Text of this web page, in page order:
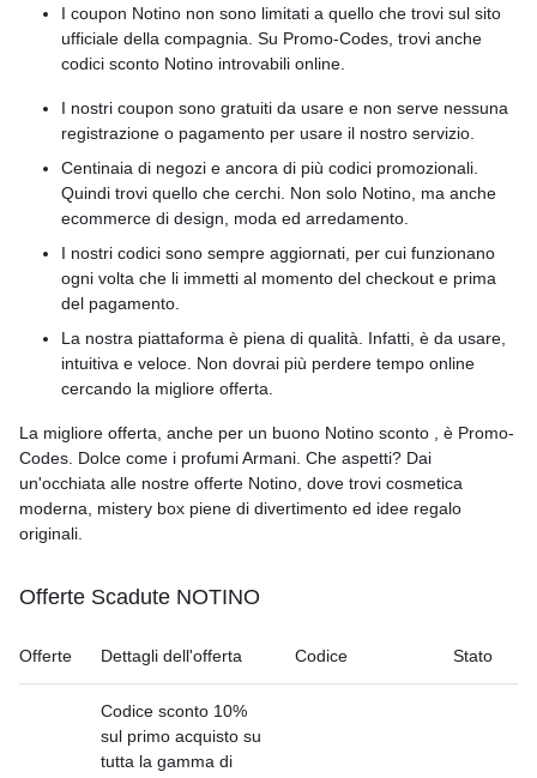
I coupon Notino non sono limitati a quello che trovi sul sito
ufficiale della compagnia. Su Promo-Codes, trovi anche
codici sconto Notino introvabili online.
I nostri coupon sono gratuiti da usare e non serve nessuna
registrazione o pagamento per usare il nostro servizio.
Centinaia di negozi e ancora di più codici promozionali.
Quindi trovi quello che cerchi. Non solo Notino, ma anche
ecommerce di design, moda ed arredamento.
I nostri codici sono sempre aggiornati, per cui funzionano
ogni volta che li immetti al momento del checkout e prima
del pagamento.
La nostra piattaforma è piena di qualità. Infatti, è da usare,
intuitiva e veloce. Non dovrai più perdere tempo online
cercando la migliore offerta.
La migliore offerta, anche per un buono Notino sconto , è Promo-
Codes. Dolce come i profumi Armani. Che aspetti? Dai
un'occhiata alle nostre offerte Notino, dove trovi cosmetica
moderna, mistery box piene di divertimento ed idee regalo
originali.
Offerte Scadute NOTINO
Offerte Dettagli dell'offerta Codice Stato
Codice sconto 10%
sul primo acquisto su
tutta la gamma di